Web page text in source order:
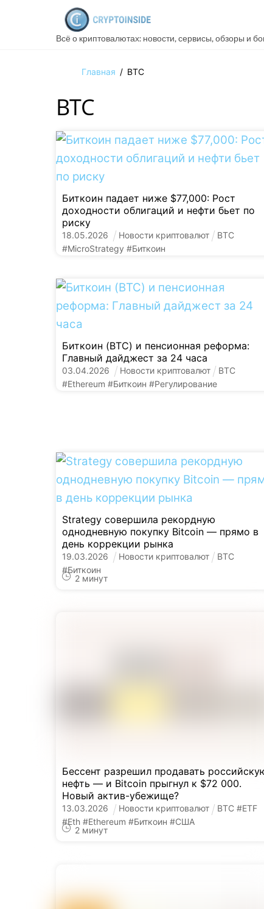
Всё о криптовалютах: новости, сервисы, обзоры и
Главная / BTC
BTC
Биткоин падает ниже $77,000: Рост
доходности облигаций и нефти бьет по
риску
18.05.2026 Новости криптовалют
BTC
#MicroStrategy #Биткоин
Биткоин (BTC) и пенсионная реформа:
Главный дайджест за 24 часа
03.04.2026 Новости криптовалют
BTC
#Ethereum #Биткоин #Регулирование
Strategy совершила рекордную
однодневную покупку Bitcoin — прямо в
день коррекции рынка
19.03.2026 Новости криптовалют
BTC
#Биткоин
2 минут
Бессент разрешил продавать
нефть — и Bitcoin прыгнул к $72 000.
Новый актив-убежище?
13.03.2026 Новости криптовалют BTC #ETF
#Eth #Ethereum #Биткоин #США
2 минут